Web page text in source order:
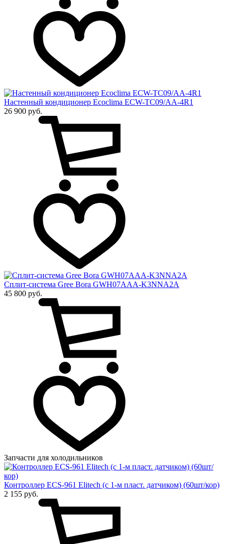
Настенный кондиционер Ecoclima ECW-TC09/AA-4R1
26 900 руб.
Сплит-система Gree Bora GWH07AAA-K3NNA2A
45 800 руб.
Запчасти для холодильников
Контроллер ECS-961 Elitech (с 1-м пласт. датчиком) (60шт/кор)
2 155 руб.